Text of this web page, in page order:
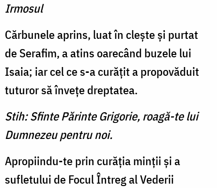
Irmosul
Cărbunele aprins, luat în cleşte şi purtat
de Serafim, a atins oarecând buzele lui
Isaia; iar cel ce s-a curăţit a propovăduit
tuturor să înveţe dreptatea.
Stih: Sfinte Părinte Grigorie, roagă-te lui
Dumnezeu pentru noi.
Apropiindu-te prin curăţia minţii şi a
sufletului de Focul Întreg al Vederii